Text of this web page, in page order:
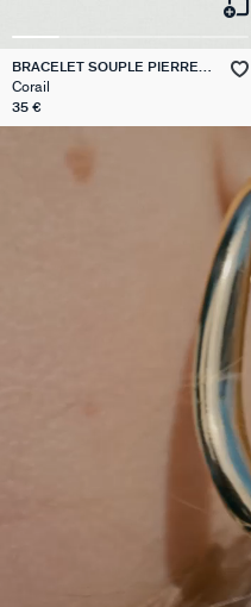
BRACELET SOUPLE PIERRES
NATURELLES
Corail
35 €